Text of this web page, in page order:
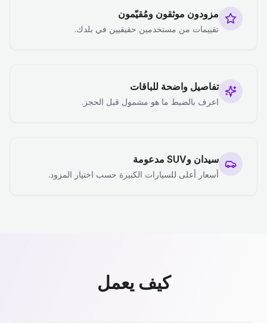
مزودون موثقون ومُقيّمون
تقييمات من مستخدمين حقيقيين في بلدك.
تفاصيل واضحة للباقات
اعرف بالضبط ما هو مشمول قبل الحجز.
سيدان وSUV مدعومة
أسعار أعلى للسيارات الكبيرة حسب اختيار المزود.
كيف يعمل